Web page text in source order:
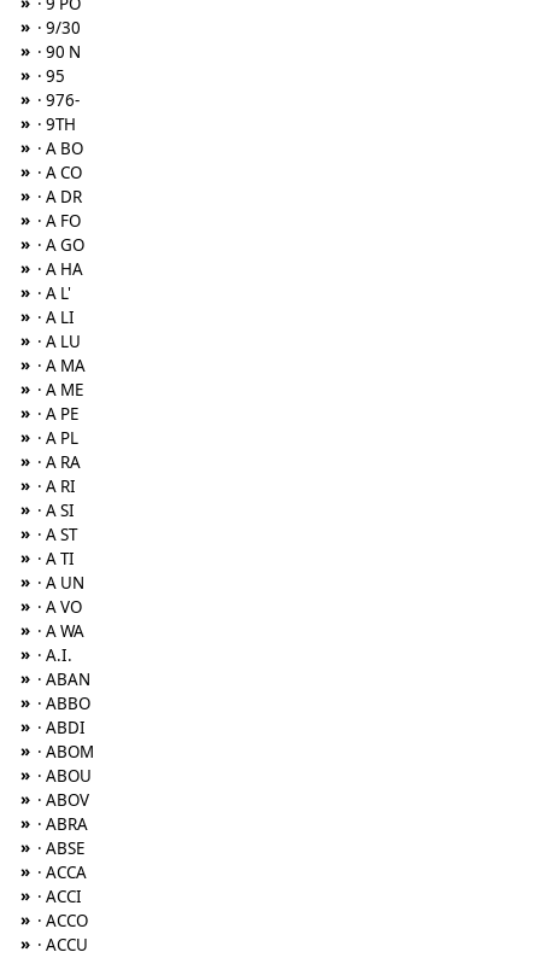
» · 9/30
» · 90 N
» · 95
» · 976-
» · 9TH
» · A BO
» · A CO
» · A DR
» · A FO
» · A GO
» · A HA
» · A L'
» · A LI
» · A LU
» · A MA
» · A ME
» · A PE
» · A PL
» · A RA
» · A RI
» · A SI
» · A ST
» · A TI
» · A UN
» · A VO
» · A WA
» · A.I.
» · ABAN
» · ABBO
» · ABDI
» · ABOM
» · ABOU
» · ABOV
» · ABRA
» · ABSE
» · ACCA
» · ACCI
» · ACCO
» · ACCU